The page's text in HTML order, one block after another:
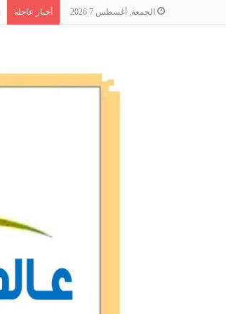
الجمعة, أغسطس 7 2026 أخبار عاجلة